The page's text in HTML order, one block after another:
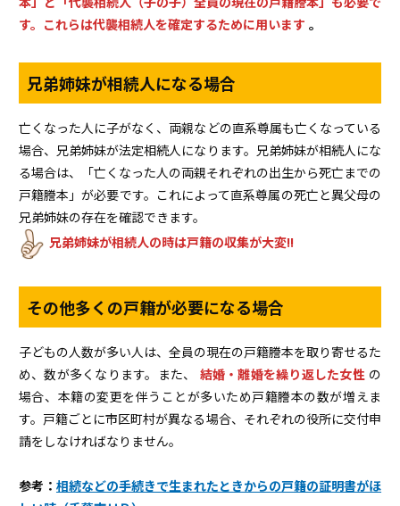
す。これらは代襲相続人を確定するために用います 。
兄弟姉妹が相続人になる場合
亡くなった人に子がなく、両親などの直系尊属も亡くなっている
場合、兄弟姉妹が法定相続人になります。兄弟姉妹が相続人にな
る場合は、「亡くなった人の両親それぞれの出生から死亡までの
戸籍謄本」が必要です。これによって直系尊属の死亡と異父母の
兄弟姉妹の存在を確認できます。
兄弟姉妹が相続人の時は戸籍の収集が大変!!
その他多くの戸籍が必要になる場合
子どもの人数が多い人は、全員の現在の戸籍謄本を取り寄せるた
め、数が多くなります。また、
結婚・離婚を繰り返した女性 の
場合、本籍の変更を伴うことが多いため戸籍謄本の数が増えま
す。戸籍ごとに市区町村が異なる場合、それぞれの役所に交付申
請をしなければなりません。
参考： 相続などの手続きで生まれたときからの戸籍の証明書がほ